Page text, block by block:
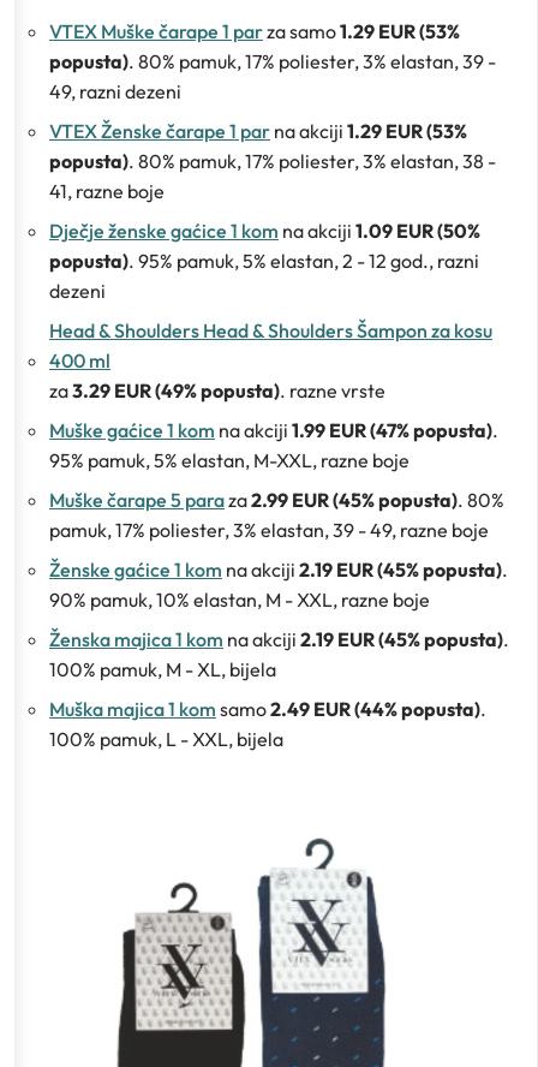
VTEX Muške čarape 1 parza samo1.29 EUR (53%
popusta). 80% pamuk, 17% poliester, 3% elastan, 39 -
49, razni dezeni
VTEX Ženske čarape 1 par na akciji 1.29 EUR (53%
popusta). 80% pamuk, 17% poliester, 3% elastan, 38 -
41, razne boje
Dječje ženske gaćice 1 kom na akciji 1.09 EUR (50%
popusta). 95% pamuk, 5% elastan, 2 - 12 god., razni
dezeni
Head & Shoulders Head & Shoulders Šampon za kosu
400 ml
za3.29 EUR (49% popusta). razne vrste
Muške gaćice 1 kom na akciji 1.99 EUR (47% popusta).
95% pamuk, 5% elastan, M-XXL, razne boje
Muške čarape 5 paraza2.99 EUR (45% popusta). 80%
pamuk, 17% poliester, 3% elastan, 39 - 49, razne boje
Ženske gaćice 1 kom na akciji 2.19 EUR (45% popusta).
90% pamuk, 10% elastan, M - XXL, razne boje
Ženska majica 1 kom na akciji 2.19 EUR (45% popusta).
100% pamuk, M - XL, bijela
Muška majica 1 kom samo2.49 EUR (44% popusta).
100% pamuk, L - XXL, bijela